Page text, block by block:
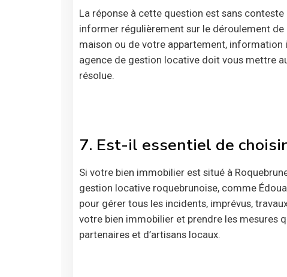
La réponse à cette question est sans
informer régulièrement sur le déroulement
maison ou de votre appartement,
agence de gestion locative doit vous mettre
résolue.
7. Est-il essentiel de
Si votre bien immobilier est situé à
gestion locative roquebrunoise, comme
pour gérer tous les incidents, imprévus,
votre bien immobilier et prendre les mesures
partenaires et d’artisans locaux.